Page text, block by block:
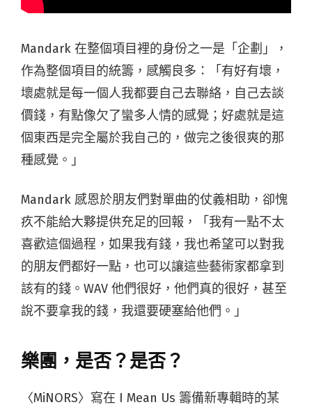
Mandark 在整個項目裡的身份之一是「企劃」，
作為整個項目的統籌，感觸良多：「有好有壞，
壞處就是每一個人我都要自己去聯絡，自己去談
價錢，有點像欠了蠻多人情的感覺；好處就是這
個東西是完全屬於我自己的，做完之後很爽的那
種感覺。」
Mandark 感恩於朋友們對單曲的仗義相助，卻愧
疚不能給大夥提供充足的回報，「我有一點不太
喜歡這個過程，如果我有錢，我也希望可以對我
的朋友們都好一點，也可以讓這些藝術家都拿到
該有的錢。WAV 他們很好，他們真的很好，甚至
說不要拿我的錢，我還要硬塞給他們。」
樂團，是否？是否？
〈MiNORS〉寫在 I Mean Us 籌備新專輯時的某